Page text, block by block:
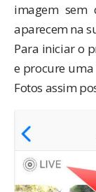
imagem sem
aparecem na
Para iniciar o
e procure
Fotos assim